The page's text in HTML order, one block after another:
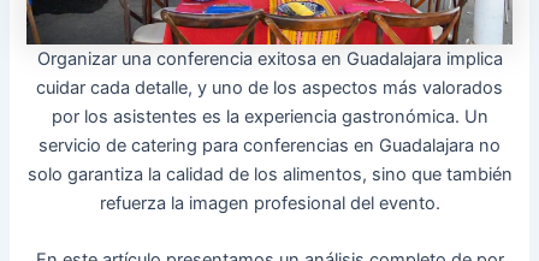
Organizar una conferencia exitosa en Guadalajara implica
cuidar cada detalle, y uno de los aspectos más valorados
por los asistentes es la experiencia gastronómica. Un
servicio de catering para conferencias en Guadalajara no
solo garantiza la calidad de los alimentos, sino que también
refuerza la imagen profesional del evento.